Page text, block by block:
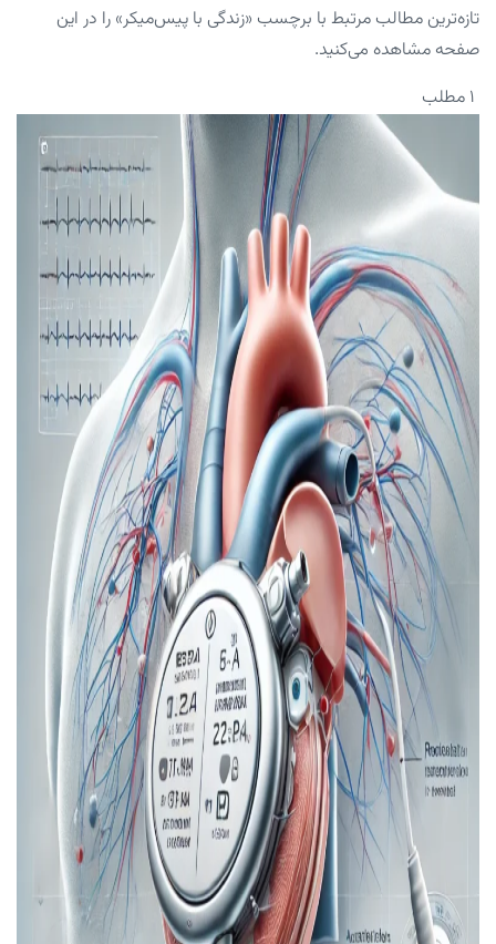
تازه‌ترین مطالب مرتبط با برچسب «زندگی با پیس‌میکر» را در این
صفحه مشاهده می‌کنید.
۱ مطلب